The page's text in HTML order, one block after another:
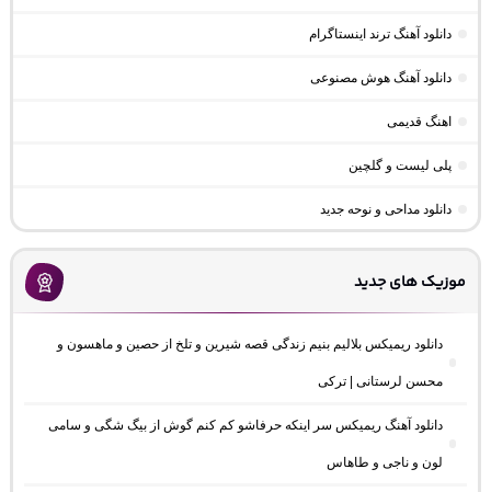
دانلود آهنگ ترند اینستاگرام
دانلود آهنگ هوش مصنوعی
اهنگ قدیمی
پلی لیست و گلچین
دانلود مداحی و نوحه جدید
موزیک های جدید
دانلود ریمیکس بلالیم بنیم زندگی قصه شیرین و تلخ از حصین و ماهسون و
محسن لرستانی | ترکی
دانلود آهنگ ریمیکس سر اینکه حرفاشو کم کنم گوش از بیگ شگی و سامی
لون و ناجی و طاهاس